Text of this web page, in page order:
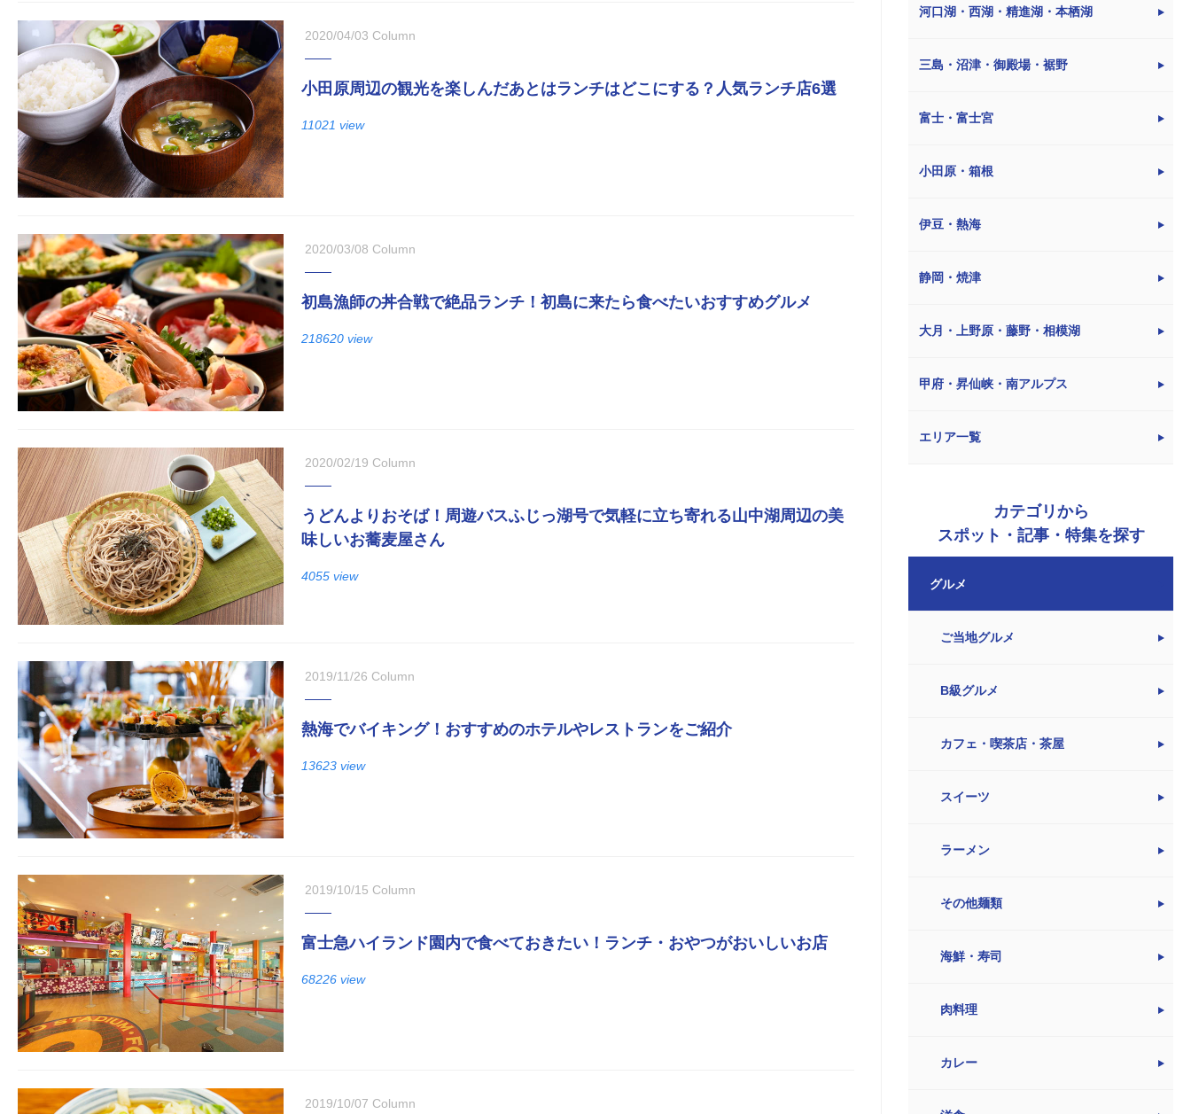
2020/04/03 Column
小田原周辺の観光を楽しんだあとはランチはどこにする？人気ランチ店6選
11021 view
2020/03/08 Column
初島漁師の丼合戦で絶品ランチ！初島に来たら食べたいおすすめグルメ
218620 view
2020/02/19 Column
うどんよりおそば！周遊バスふじっ湖号で気軽に立ち寄れる山中湖周辺の美
味しいお蕎麦屋さん
4055 view
2019/11/26 Column
熱海でバイキング！おすすめのホテルやレストランをご紹介
13623 view
2019/10/15 Column
富士急ハイランド園内で食べておきたい！ランチ・おやつがおいしいお店
68226 view
2019/10/07 Column
河口湖・西湖・精進湖・本栖湖
三島・沼津・御殿場・裾野
富士・富士宮
小田原・箱根
伊豆・熱海
静岡・焼津
大月・上野原・藤野・相模湖
甲府・昇仙峡・南アルプス
エリア一覧
カテゴリから
スポット・記事・特集を探す
グルメ
ご当地グルメ
B級グルメ
カフェ・喫茶店・茶屋
スイーツ
ラーメン
その他麺類
海鮮・寿司
肉料理
カレー